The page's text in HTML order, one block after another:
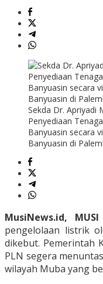
Sekda Dr. Apriyadi
Penyediaan
Banyuasin secara
Banyuasin di
MusiNews.id, MUSI
pengelolaan listrik
dikebut. Pemerintah
PLN segera
wilayah Muba yang